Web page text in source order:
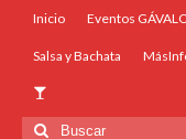
Inicio Eventos
Salsa y Bachata
Buscar